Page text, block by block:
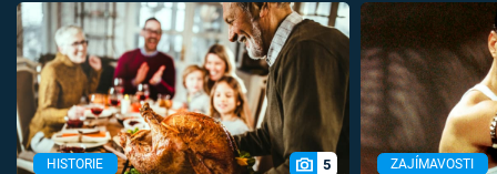
HISTORIE 5 ZAJÍMAVOSTI